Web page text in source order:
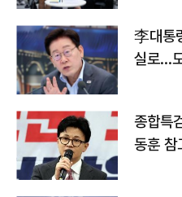
李대통
실로…
종합특
동훈 참